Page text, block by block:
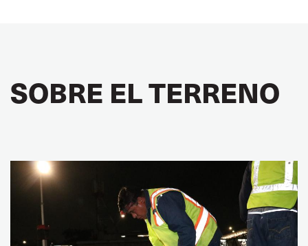
SOBRE EL TERRENO